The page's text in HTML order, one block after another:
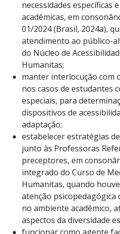
necessidades específicas
acadêmicas, em
01/2024 (Brasil, 2024a),
atendimento ao público-
do Núcleo de
Humanitas;
manter interlocução com
nos casos de estudantes
especiais, para
dispositivos de
adaptação;
estabelecer estratégias
junto às Professoras
preceptores, em
integrado do Curso de
Humanitas, quando
atenção psicopedagógica
no ambiente acadêmico,
aspectos da diversidade